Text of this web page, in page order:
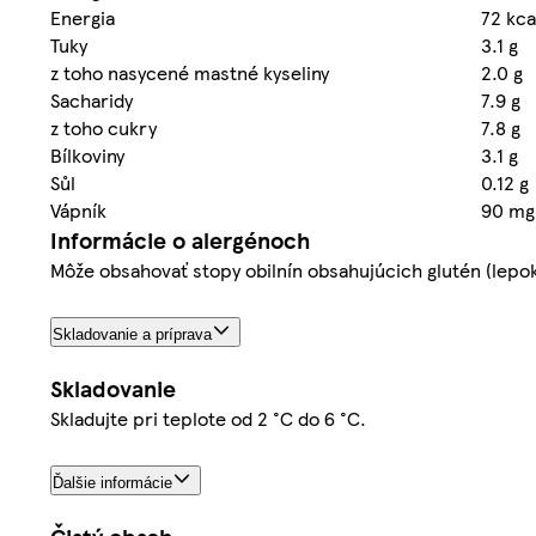
Energia
72
Tuky
3.1 g
z toho nasycené mastné kyseliny
2.0 g
Sacharidy
7.9 g
z toho cukry
7.8 g
Bílkoviny
3.1 g
Sůl
0.12 g
Vápník
90 mg
Informácie o alergénoch
Môže obsahovať stopy obilnín obsahujúcich glutén
Skladovanie a príprava
Skladovanie
Skladujte pri teplote od 2 °C do 6 °C.
Ďalšie informácie